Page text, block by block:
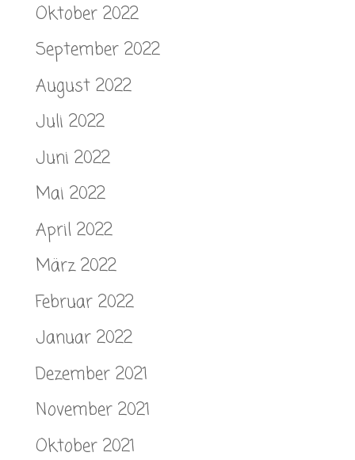
Oktober 2022
September 2022
August 2022
Juli 2022
Juni 2022
Mai 2022
April 2022
März 2022
Februar 2022
Januar 2022
Dezember 2021
November 2021
Oktober 2021